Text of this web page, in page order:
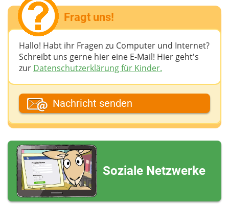
Fragt uns!
Hallo! Habt ihr Fragen zu Computer und Internet?
Schreibt uns gerne hier eine E-Mail! Hier geht's
zur Datenschutzerklärung für Kinder.
Dein Fantasiename
Deine E-Mail-Adresse (wenn du eine Antwort
möchtest)
Deine Nachricht
Nachricht senden
Soziale Netzwerke